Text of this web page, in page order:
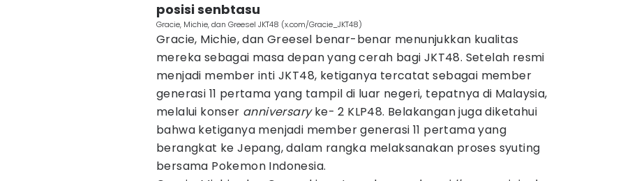
posisi senbtasu
Gracie, Michie, dan Greesel JKT48 (x.com/Gracie_JKT48)
Gracie, Michie, dan Greesel benar-benar menunjukkan kualitas
mereka sebagai masa depan yang cerah bagi JKT48. Setelah resmi
menjadi member inti JKT48, ketiganya tercatat sebagai member
generasi 11 pertama yang tampil di luar negeri, tepatnya di Malaysia,
melalui konser anniversaryke- 2 KLP48. Belakangan juga diketahui
bahwa ketiganya menjadi member generasi 11 pertama yang
berangkat ke Jepang, dalam rangka melaksanakan proses syuting
bersama Pokemon Indonesia.